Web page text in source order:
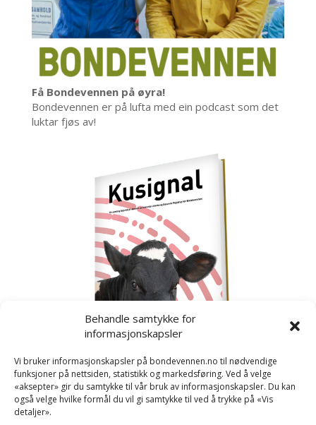
Behandle samtykke for
informasjonskapsler
Vi bruker informasjonskapsler på bondevennen.no til nødvendige
funksjoner på nettsiden, statistikk og markedsføring. Ved å velge
«aksepter» gir du samtykke til vår bruk av informasjonskapsler. Du kan
også velge hvilke formål du vil gi samtykke til ved å trykke på «Vis
detaljer».
Få Bondevennen på øyra!
Bondevennen er på lufta med ein podcast som det
luktar fjøs av!
Kusignal